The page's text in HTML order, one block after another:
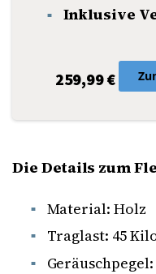
Inklusive
259,99 €
Die Details zum
Material: Holz
Traglast: 45